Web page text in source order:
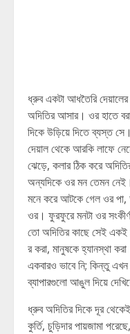
ধ্রুব একটা আধতৈরি
অদিতির আসার। ওর হাতে
দিকে উড়িয়ে দিতে ব্যস্ত
দেয়াল থেকে আরকি লাফে
ঝেড়ে, কলার ঠিক করে
অন্যদিকে ওর মন তেমন
মনে করে আটকে গেল ওর পা,
ওর। ফুরফুরে মনটা ওর
তো অদিতির কাছে সেই একই
র করা, মানুষকে হ্যানস্থা
একবারও ভাবে নি; কিন্তু
ব্যাপারগুলো আঙুল দিয়ে
ধ্রুব অদিতির দিকে দূর
কুর্তি, চুড়িদার পায়জামা